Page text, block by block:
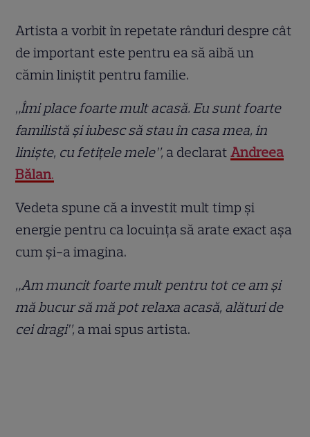
Artista a vorbit în repetate rânduri despre cât
de important este pentru ea să aibă un
cămin liniștit pentru familie.
„Îmi place foarte mult acasă. Eu sunt foarte
familistă și iubesc să stau în casa mea, în
liniște, cu fetițele mele”, a declaratAndreea
Bălan.
Vedeta spune că a investit mult timp și
energie pentru ca locuința să arate exact așa
cum și-a imagina.
„Am muncit foarte mult pentru tot ce am și
mă bucur să mă pot relaxa acasă, alături de
cei dragi”, a mai spus artista.